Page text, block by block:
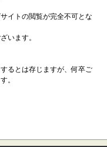
イトの閲覧が完全不可とな
います。
るとは存じますが、何卒ご
。